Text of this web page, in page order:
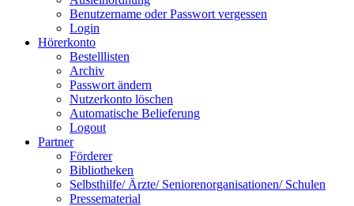
Benutzername oder Passwort vergessen
Login
Hörerkonto
Bestelllisten
Archiv
Passwort ändern
Nutzerkonto löschen
Automatische Belieferung
Logout
Partner
Förderer
Bibliotheken
Selbsthilfe/ Ärzte/ Seniorenorganisationen/ Schulen
Pressematerial